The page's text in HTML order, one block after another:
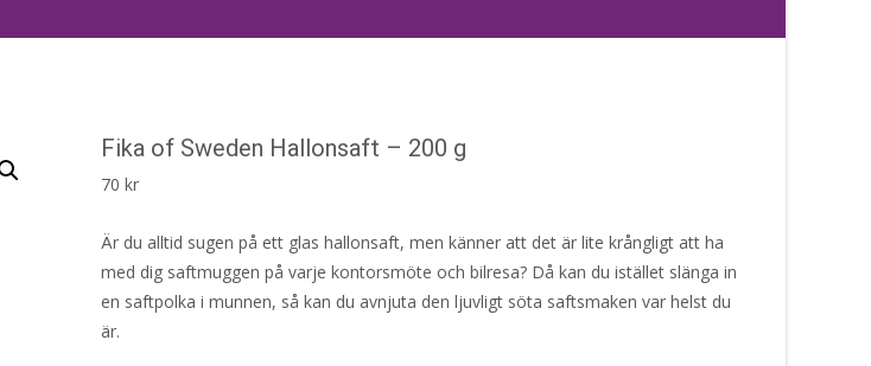
Fika of Sweden Hallonsaft – 200 g
70 kr
Är du alltid sugen på ett glas hallonsaft, men känner att det är lite krångligt att ha
med dig saftmuggen på varje kontorsmöte och bilresa? Då kan du istället slänga in
en saftpolka i munnen, så kan du avnjuta den ljuvligt söta saftsmaken var helst du
är.